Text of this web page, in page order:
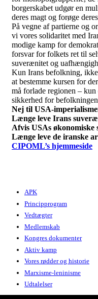
borgerskabet udgør en
deres magt og forøge
På vegne af partierne og
vi vores solidaritet med
modige kamp for
forsvar for folkets ret til
suverænitet og
Kun Irans befolkning, ikke
at bestemme kursen for
må forlade regionen –
sikkerhed for
Nej til USA-imperialis
Længe leve Irans
Afvis USAs økonomiske
Længe leve de iranske
CIPOML’s hjemmeside
APK
Principprogram
Vedtægter
Medlemskab
Kongres dokumenter
Aktiv kamp
Vores rødder og historie
Marxisme-leninisme
Udtalelser